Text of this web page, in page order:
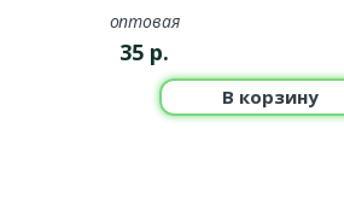
оптовая
35 р.
В корзину